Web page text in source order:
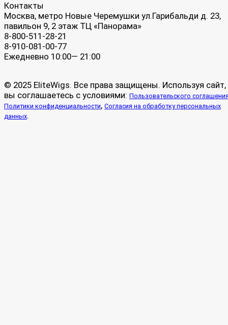
Контакты
Москва, метро Новые Черемушки ул.Гарибальди д. 23,
павильон 9, 2 этаж ТЦ «Панорама»
8-800-511-28-21
8-910-081-00-77
Ежедневно 10:00— 21:00
© 2025 EliteWigs. Все права защищены. Используя сайт,
вы соглашаетесь с условиями: Пользовательского
Политики конфиденциальности, Согласия на обработку персональных
данных.